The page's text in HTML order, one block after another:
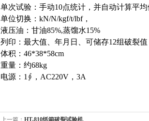
单次试验：手动10点统计，并自动计算平
单位切换：kN/N/kgf/t/lbf，
液压油：甘油85%,蒸馏水15%
列印：最大值、年月日、可储存12组破裂值
体积：46*38*58cm
重量：约68kg
电源：1∮，AC220V，3A
上一篇： HT-810纸箱破裂试验机